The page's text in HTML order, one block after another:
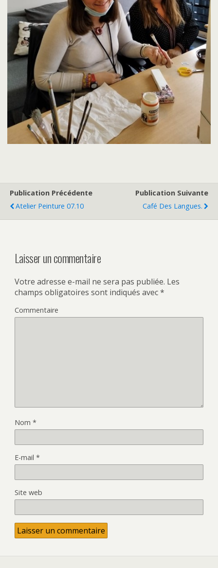
Publication Précédente
Atelier Peinture 07.10
Publication Suivante
Café Des Langues.
Laisser un commentaire
Votre adresse e-mail ne sera pas publiée. Les
champs obligatoires sont indiqués avec*
Commentaire
Nom *
E-mail *
Site web